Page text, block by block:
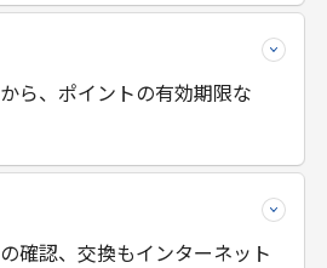
ら、ポイントの有効期限な
確認、交換もインターネット